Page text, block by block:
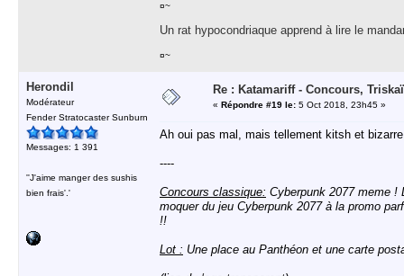
¤~
Un rat hypocondriaque apprend à lire le
¤~
Herondil
Modérateur
Fender Stratocaster Sunburn
Messages: 1 391
''J'aime manger des sushis
bien frais'.'
Re : Katamariff - Concours,
« Répondre #19 le: 5 Oct 2018, 23h45 »
Ah oui pas mal, mais tellement kitsh et
----
Concours classique: Cyberpunk 2077 meme
moquer du jeu Cyberpunk 2077 à la promo
!!
Lot : Une place au Panthéon et une carte